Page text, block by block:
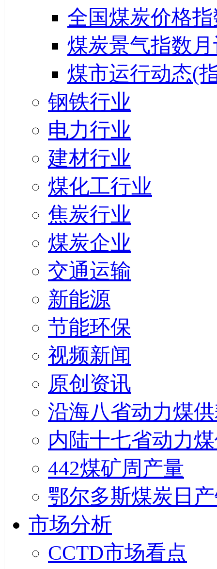
全国煤炭价格
煤炭景气指数
煤市运行动态(
钢铁行业
电力行业
建材行业
煤化工行业
焦炭行业
煤炭企业
交通运输
新能源
节能环保
视频新闻
原创资讯
沿海八省动力煤
内陆十七省动力
442煤矿周产量
鄂尔多斯煤炭日
市场分析
CCTD市场看点